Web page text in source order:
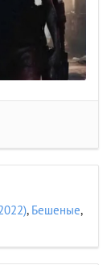
, Бешеные,